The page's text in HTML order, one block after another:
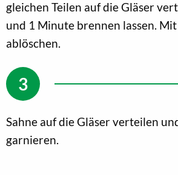
gleichen Teilen auf die Gläser
und 1 Minute brennen lassen.
ablöschen.
Sahne auf die Gläser verteilen
garnieren.